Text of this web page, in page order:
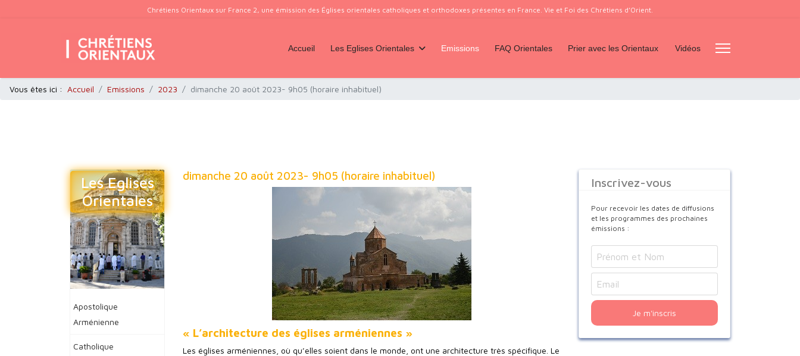
Chrétiens Orientaux sur France 2, une émission des Églises orientales catholiques et orthodoxes présentes en France. Vie et Foi des Chrétiens d’Orient.
Accueil Les Eglises Orientales Emissions FAQ Orientales Prier avec les Orientaux Vidéos
Vous êtes ici : Accueil Emissions 2023 dimanche 20 août 2023- 9h05 (horaire inhabituel)
Les Eglises
Orientales
Apostolique
Arménienne
Catholique
dimanche 20 août 2023- 9h05 (horaire inhabituel)
« L’architecture des églises arméniennes »
Les églises arméniennes, où qu’elles soient dans le monde, ont une architecture très spécifique. Le
Inscrivez-vous
Pour recevoir les dates de diffusions
et les programmes des prochaines
émissions :
Je m'inscris